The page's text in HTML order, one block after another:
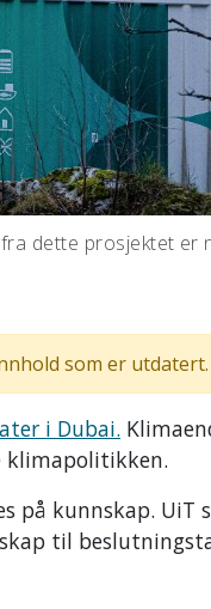
dette prosjektet er
som er utdatert.
i Dubai.
klimapolitikken.
på kunnskap. UiT
til